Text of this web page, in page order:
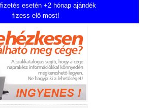
esetén +2 hónap ajándék
fizess elő most!